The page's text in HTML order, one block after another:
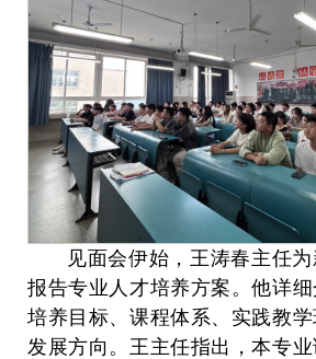
见面会伊始，王涛春主任
报告专业人才培养方案。他详
培养目标、课程体系、实践教
发展方向。王主任指出，本专